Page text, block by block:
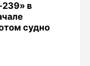
239» в
судно